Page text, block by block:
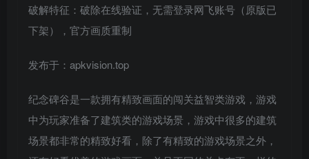
破解特征：破除在线验证，无需登录网飞账号（原版已
下架），官方画质重制
发布于：apkvision.top
纪念碑谷是一款拥有精致画面的闯关益智类游戏，游戏
中为玩家准备了建筑类的游戏场景，游戏中很多的建筑
场景都非常的精致好看，除了有精致的游戏场景之外，